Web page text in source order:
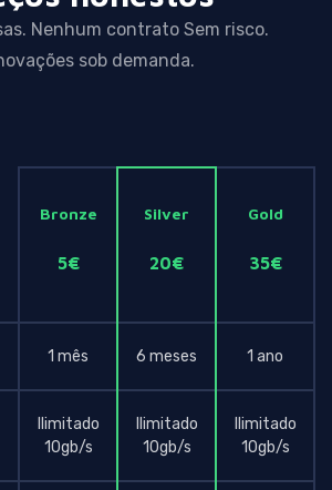
Nenhum contrato Sem risco.
sob demanda.
Bronze
5€
Silver
20€
Gold
35€
1 mês 6 meses 1 ano
Ilimitado
10gb/s
Ilimitado
10gb/s
Ilimitado
10gb/s